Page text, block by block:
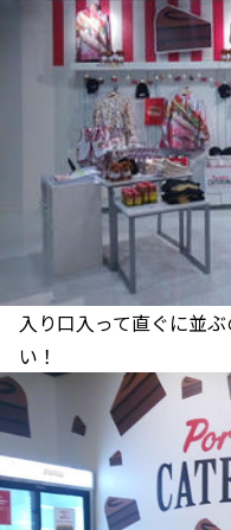
入り口入って直ぐに並
い！